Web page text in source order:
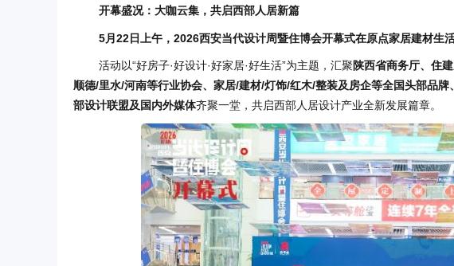
开幕盛况：大咖云集，共启西部人居新篇
5月22日上午，2026西安当代设计周暨住博会开幕式在原点家居建材生
活动以“好房子·好设计·好家居·好生活”为主题，汇聚陕西省商务厅、住
顺德/里水/河南等行业协会、家居/建材/灯饰/红木/整装及房企等全国头部品
部设计联盟及国内外媒体齐聚一堂，共启西部人居设计产业全新发展篇章。